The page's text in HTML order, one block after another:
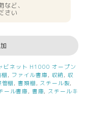
ど、
さい
ビネット H1000 オープン
, ファイル書庫 , 収納 , 収
管棚 , 書類棚 , スチール製,
ール書庫 , 書庫, スチールキ